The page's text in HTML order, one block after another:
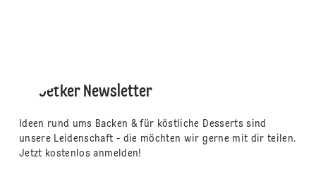
Dr. Oetker Newsletter
Ideen rund ums Backen & für köstliche Desserts sind
unsere Leidenschaft - die möchten wir gerne mit dir teilen.
Jetzt kostenlos anmelden!